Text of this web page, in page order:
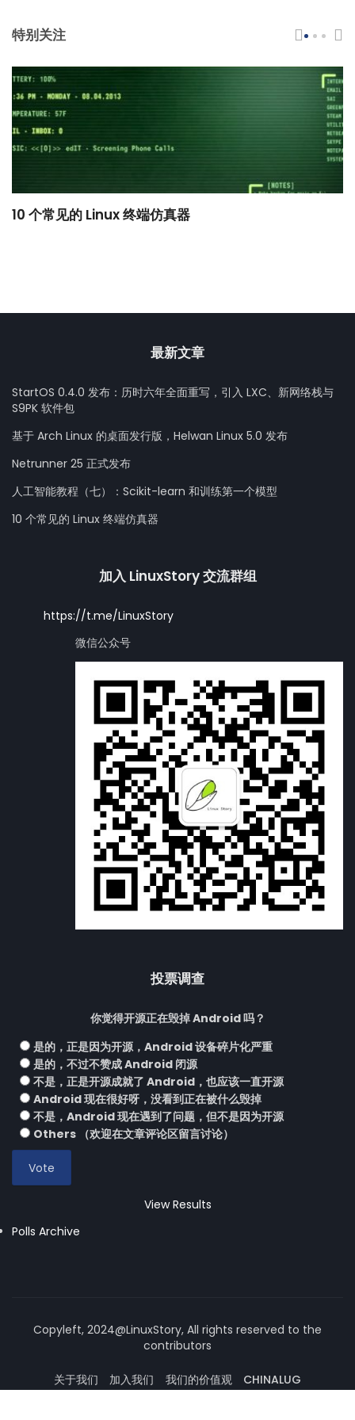
特别关注
10 个常见的 Linux 终端仿真器
最新文章
StartOS 0.4.0 发布：历时六年全面重写，引入 LXC、新网络栈与
S9PK 软件包
基于 Arch Linux 的桌面发行版，Helwan Linux 5.0 发布
Netrunner 25 正式发布
人工智能教程（七）：Scikit-learn 和训练第一个模型
10 个常见的 Linux 终端仿真器
加入 LinuxStory 交流群组
https://t.me/LinuxStory
微信公众号
投票调查
你觉得开源正在毁掉 Android 吗？
是的，正是因为开源，Android 设备碎片化严重
是的，不过不赞成 Android 闭源
不是，正是开源成就了 Android，也应该一直开源
Android 现在很好呀，没看到正在被什么毁掉
不是，Android 现在遇到了问题，但不是因为开源
Others （欢迎在文章评论区留言讨论）
View Results
Polls Archive
Copyleft, 2024@LinuxStory, All rights reserved to the
contributors
关于我们 加入我们 我们的价值观
CHINALUG